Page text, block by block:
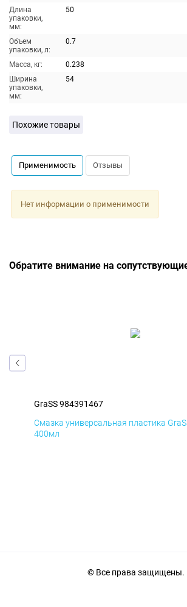
Длина
упаковки,
мм:
50
Объем
упаковки, л:
0.7
Масса, кг:
0.238
Ширина
упаковки,
мм:
54
Похожие товары
Применимость Отзывы
Нет информации о применимости
Обратите внимание на
GraSS 984391467
Смазка универсальная пластика
400мл
© Все права защищены.